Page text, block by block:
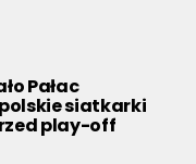
Pałac
siatkarki
play-off